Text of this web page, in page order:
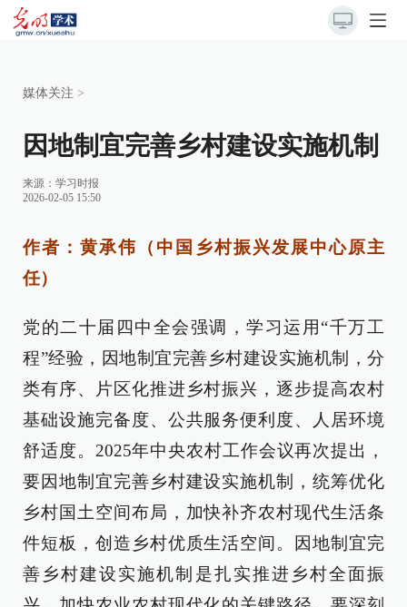
媒体关注 >
因地制宜完善乡村建设实施机制
来源： 学习时报
2026-02-05 15:50
作者：黄承伟（中国乡村振兴发展中心原主
任）
党的二十届四中全会强调，学习运用“千万工
程”经验，因地制宜完善乡村建设实施机制，分
类有序、片区化推进乡村振兴，逐步提高农村
基础设施完备度、公共服务便利度、人居环境
舒适度。2025年中央农村工作会议再次提出，
要因地制宜完善乡村建设实施机制，统筹优化
乡村国土空间布局，加快补齐农村现代生活条
件短板，创造乡村优质生活空间。因地制宜完
善乡村建设实施机制是扎实推进乡村全面振